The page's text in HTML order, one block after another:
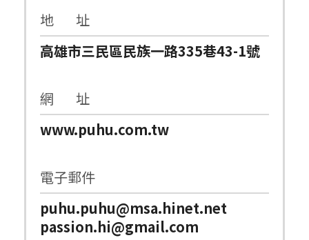
地 址
高雄市三民區民族一路335巷43-1號
網 址
www.puhu.com.tw
電子郵件
puhu.puhu@msa.hinet.net
passion.hi@gmail.com